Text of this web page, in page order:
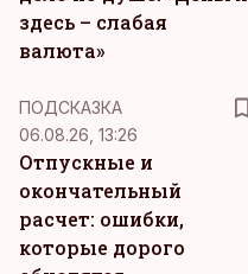
здесь – слабая
валюта»
ПОДСКАЗКА
06.08.26, 13:26
Отпускные и
окончательный
расчет: ошибки,
которые дорого